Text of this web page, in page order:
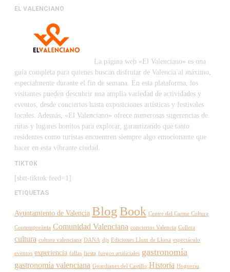
EL VALENCIANO
La página web «El Valenciano» es una
guía completa para quienes buscan disfrutar de Valencia al máximo,
especialmente durante el fin de semana. En esta plataforma, los
visitantes pueden descubrir una amplia variedad de actividades y
eventos, desde conciertos hasta exposiciones artísticas y festivales
locales. Además, «El Valenciano» ofrece numerosas sugerencias de
rutas y lugares bonitos para explorar, garantizando que tanto
residentes como turistas encuentren siempre algo emocionante que
hacer en esta vibrante ciudad.
TIKTOK
[sbtt-tiktok feed=1]
ETIQUETAS
Ayuntamiento de Valencia BlogBook Centre del Carme Cultura
Contemporània Comunidad Valenciana conciertos Valencia Cullera
cultura cultura valenciana DANA djs Ediciones Llum de Lluna espectáculo
eventos experiencia fallas fiesta fuegos artificiales gastronomía
gastronomía valenciana Guardianes del Castillo Historia Hogueras